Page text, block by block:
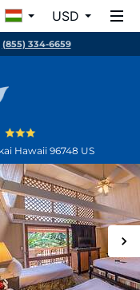
USD
(855) 334-6659
Hawaii 96748 US